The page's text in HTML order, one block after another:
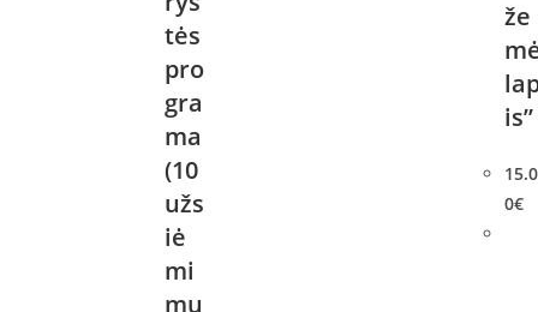
tės
pro
gra
ma
(10
užs
iė
mi
mų
že
is”
15.0
0€